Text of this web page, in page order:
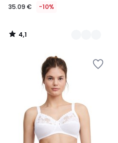
35.09 € -10%
4,1
/